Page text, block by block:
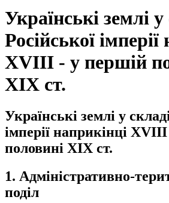
Українські землі у
Російської
ХVІІІ - у першій
ХІХ ст.
Українські землі у
імперії наприкінці
половині ХІХ ст.
1. Адміністративно-
поділ